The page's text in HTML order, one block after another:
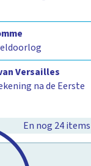
Versailles
na de Eerste
En nog 24 items